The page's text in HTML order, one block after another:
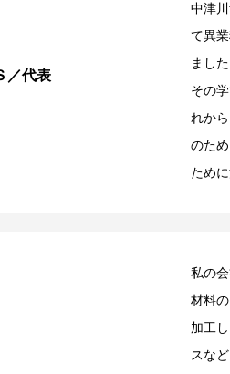
／代表
中津
て異
ました
その
れか
のた
ため
私の
材料
加工
スな